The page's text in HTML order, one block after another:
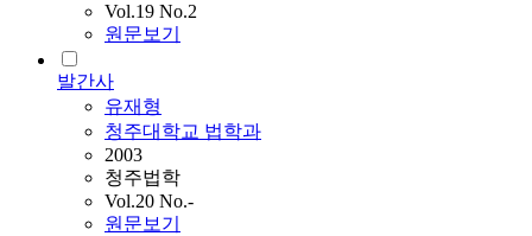
Vol.19 No.2
원문보기
발간사
유재형
청주대학교 법학과
2003
청주법학
Vol.20 No.-
원문보기